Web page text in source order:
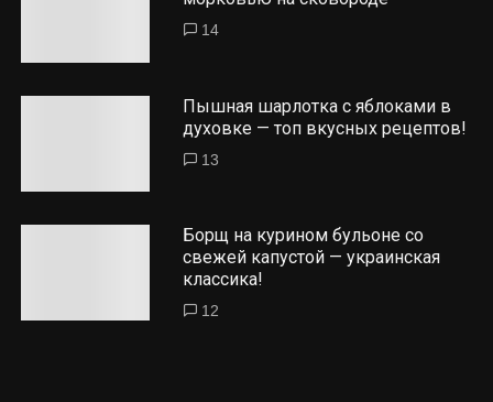
14
Пышная шарлотка с яблоками в
духовке — топ вкусных рецептов!
13
Борщ на курином бульоне со
свежей капустой — украинская
классика!
12